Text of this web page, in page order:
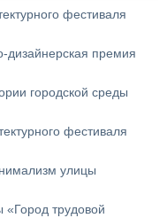
фестиваля
дизайнерская премия
городской среды
фестиваля
улицы
«Город трудовой